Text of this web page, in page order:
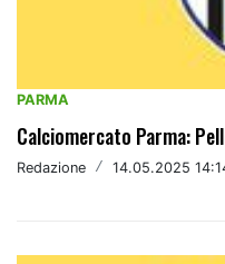
PARMA
Calciomercato Parma:
Redazione / 14.05.2025